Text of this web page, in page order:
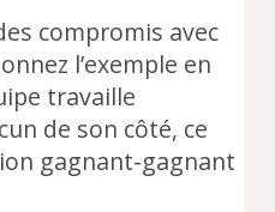
compromis avec
l’exemple en
travaille
de son côté, ce
gagnant-gagnant